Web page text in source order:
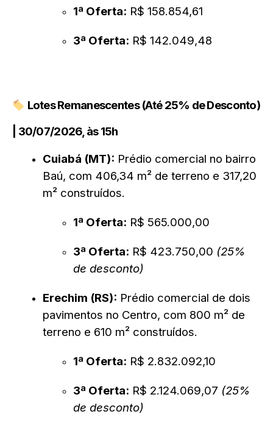
1ª Oferta: R$ 158.854,61
3ª Oferta: R$ 142.049,48
Lotes Remanescentes (Até 25% de Desconto)
| 30/07/2026, às 15h
Cuiabá (MT): Prédio comercial no bairro
Baú, com 406,34 m² de terreno e 317,20
m² construídos.
1ª Oferta: R$ 565.000,00
3ª Oferta: R$ 423.750,00 (25%
de desconto)
Erechim (RS): Prédio comercial de dois
pavimentos no Centro, com 800 m² de
terreno e 610 m² construídos.
1ª Oferta: R$ 2.832.092,10
3ª Oferta: R$ 2.124.069,07 (25%
de desconto)